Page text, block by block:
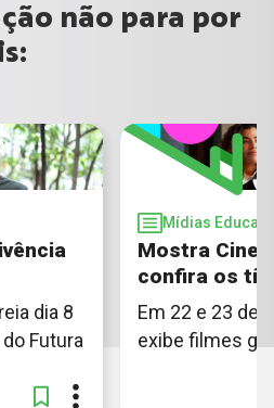
não para por
dia 8
Futura
Mídias
Mostra
confira os
Em 22 e 23 de
exibe filmes